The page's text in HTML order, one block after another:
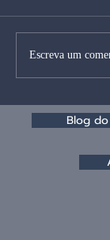
Escreva um
Blog